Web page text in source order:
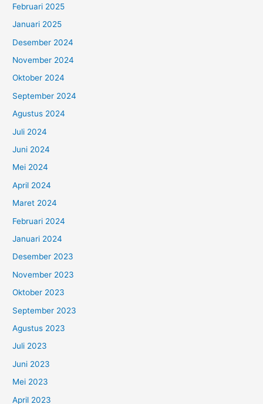
Februari 2025
Januari 2025
Desember 2024
November 2024
Oktober 2024
September 2024
Agustus 2024
Juli 2024
Juni 2024
Mei 2024
April 2024
Maret 2024
Februari 2024
Januari 2024
Desember 2023
November 2023
Oktober 2023
September 2023
Agustus 2023
Juli 2023
Juni 2023
Mei 2023
April 2023